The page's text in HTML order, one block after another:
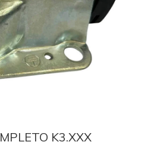
K3.XXX